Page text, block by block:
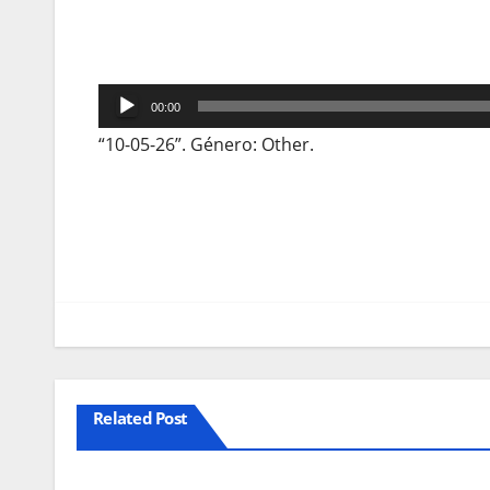
Reprodutor
de
00:00
“10-05-26”. Género: Other.
Related Post